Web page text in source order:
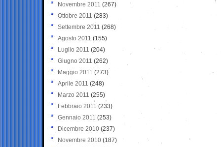
Novembre 2011 (267)
Ottobre 2011 (283)
Settembre 2011 (268)
Agosto 2011 (155)
Luglio 2011 (204)
Giugno 2011 (262)
Maggio 2011 (273)
Aprile 2011 (248)
Marzo 2011 (255)
Febbraio 2011 (233)
Gennaio 2011 (253)
Dicembre 2010 (237)
Novembre 2010 (187)